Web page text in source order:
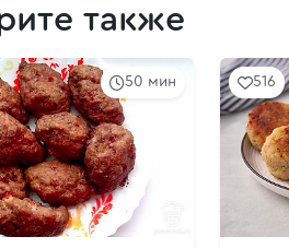
также
50 мин 516